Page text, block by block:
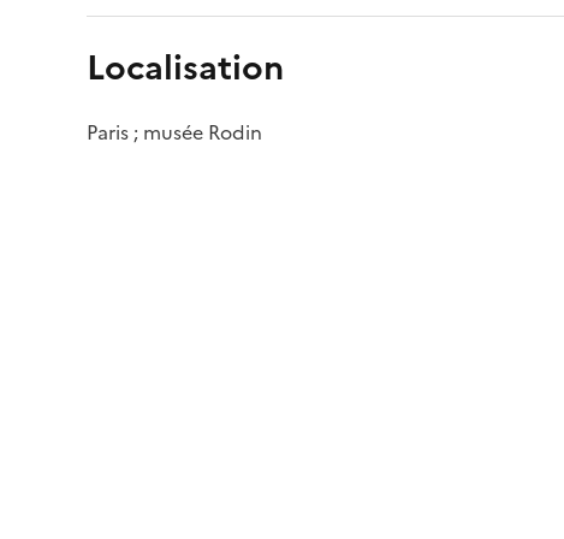
Localisation
Paris ; musée Rodin